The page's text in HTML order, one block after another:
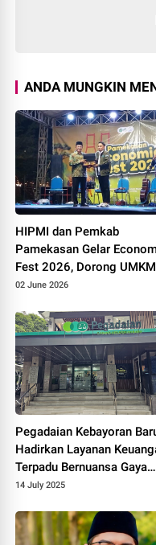
ANDA MUNGKIN
HIPMI dan Pemkab
Pamekasan Gelar
Fest 2026, Dorong UMKM
Daerah Naik Kelas
02 June 2026
Pegadaian Kebayoran
Hadirkan Layanan
Terpadu Bernuansa Gaya
Hidup Modern
14 July 2025